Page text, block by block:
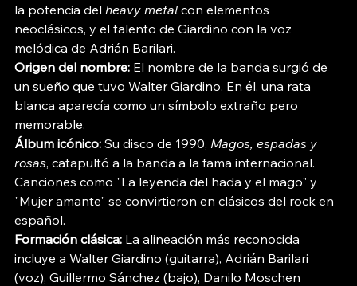
la potencia del heavy metal con elementos
neoclásicos, y el talento de Giardino con la voz
melódica de Adrián Barilari.
Origen del nombre: El nombre de la banda surgió de
un sueño que tuvo Walter Giardino. En él, una rata
blanca aparecía como un símbolo extraño pero
memorable.
Álbum icónico: Su disco de 1990, Magos, espadas y
rosas, catapultó a la banda a la fama internacional.
Canciones como "La leyenda del hada y el mago" y
"Mujer amante" se convirtieron en clásicos del rock en
español.
Formación clásica: La alineación más reconocida
incluye a Walter Giardino (guitarra), Adrián Barilari
(voz), Guillermo Sánchez (bajo), Danilo Moschen